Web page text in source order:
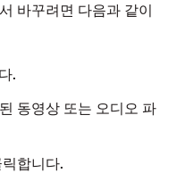
바꾸려면 다음과 같이
.
동영상 또는 오디오 파
합니다.